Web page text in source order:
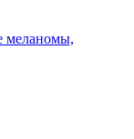
меланомы,